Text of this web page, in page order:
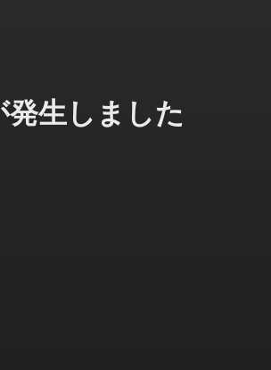
発生しました